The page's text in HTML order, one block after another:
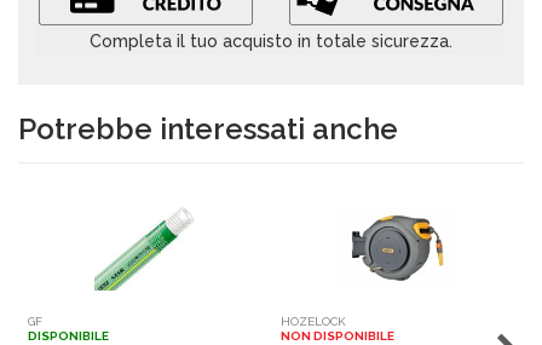
Completa il tuo acquisto in totale sicurezza.
Potrebbe interessati anche
GF
DISPONIBILE
HOZELOCK
NON DISPONIBILE